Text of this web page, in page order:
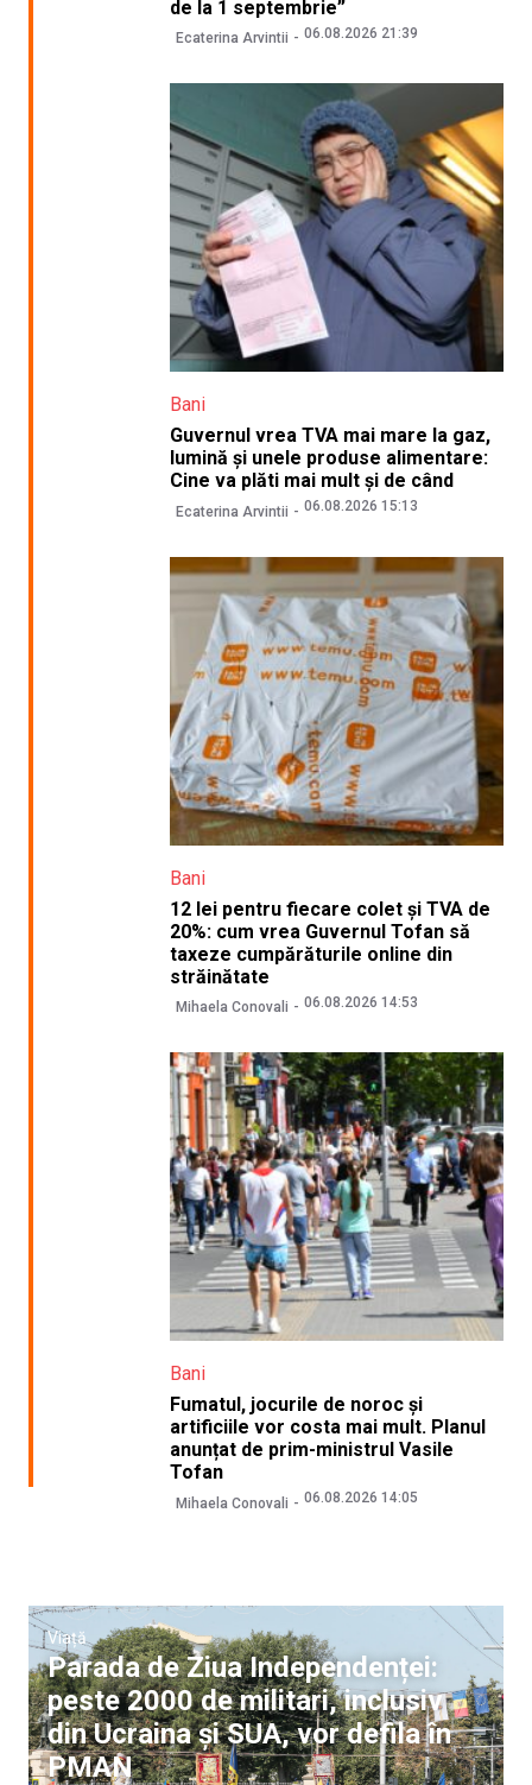
de la 1 septembrie”
Ecaterina Arvintii 06.08.2026 21:39
Bani
Guvernul vrea TVA mai mare la gaz,
lumină și unele produse alimentare:
Cine va plăti mai mult și de când
Ecaterina Arvintii 06.08.2026 15:13
Bani
12 lei pentru fiecare colet și TVA de
20%: cum vrea Guvernul Tofan să
taxeze cumpărăturile online din
străinătate
Mihaela Conovali 06.08.2026 14:53
Bani
Fumatul, jocurile de noroc și
artificiile vor costa mai mult. Planul
anunțat de prim-ministrul Vasile
Tofan
Mihaela Conovali 06.08.2026 14:05
Viață
Parada de Ziua Independenței:
peste 2000 de militari, inclusiv
din Ucraina și SUA, vor defila în
PMAN